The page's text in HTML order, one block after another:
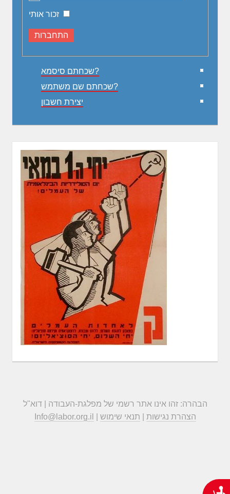
זכור אותי
שכחתם סיסמא?
שכחתם שם משתמש?
יצירת חשבון
הבהרה: זהו אינו אתר רשמי של מפלגת-העבודה | דוא"ל
Info@labor.org.il
הצהרת נגישות תנאי שימוש